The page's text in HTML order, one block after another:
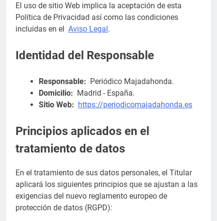
El uso de sitio Web implica la aceptación de esta
Política de Privacidad así como las condiciones
incluidas en el Aviso Legal.
Identidad del Responsable
Responsable: Periódico Majadahonda.
Domicilio: Madrid - España.
Sitio Web: https://periodicomajadahonda.es
Principios aplicados en el
tratamiento de datos
En el tratamiento de sus datos personales, el Titular
aplicará los siguientes principios que se ajustan a las
exigencias del nuevo reglamento europeo de
protección de datos (RGPD):